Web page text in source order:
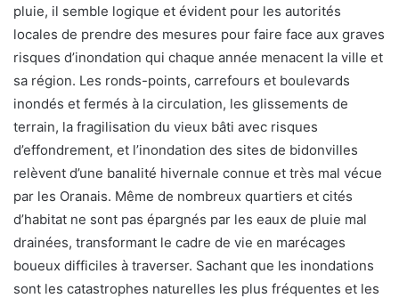
pluie, il semble logique et évident pour les autorités
locales de prendre des mesures pour faire face aux graves
risques d’inondation qui chaque année menacent la ville et
sa région. Les ronds-points, carrefours et boulevards
inondés et fermés à la circulation, les glissements de
terrain, la fragilisation du vieux bâti avec risques
d’effondrement, et l’inondation des sites de bidonvilles
relèvent d’une banalité hivernale connue et très mal vécue
par les Oranais. Même de nombreux quartiers et cités
d’habitat ne sont pas épargnés par les eaux de pluie mal
drainées, transformant le cadre de vie en marécages
boueux difficiles à traverser. Sachant que les inondations
sont les catastrophes naturelles les plus fréquentes et les